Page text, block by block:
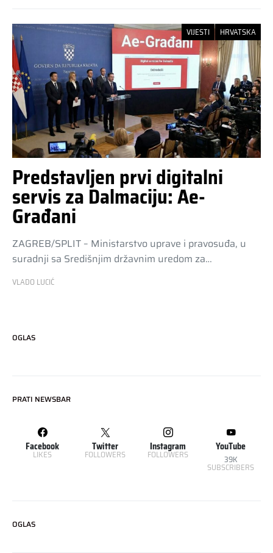
VIJESTI HRVATSKA
Predstavljen prvi digitalni
servis za Dalmaciju: Ae-
Građani
ZAGREB/SPLIT – Ministarstvo uprave i pravosuđa, u
suradnji sa Središnjim državnim uredom za…
VLADO LUCIĆ
OGLAS
PRATI NEWSBAR
Facebook
LIKES
Twitter
FOLLOWERS
Instagram
FOLLOWERS
YouTube
39K
SUBSCRIBERS
OGLAS